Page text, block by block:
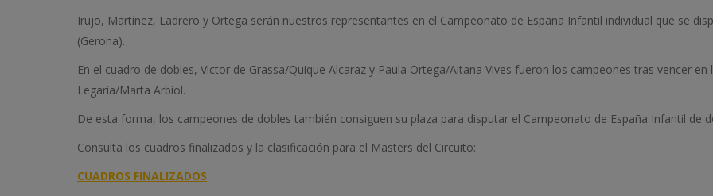
Irujo, Martínez, Ladrero y Ortega serán nuestros representantes en el Campeonato de España Infantil individual que se
(Gerona).
En el cuadro de dobles, Victor de Grassa/Quique Alcaraz y Paula Ortega/Aitana Vives fueron los campeones tras vencer
Legaria/Marta Arbiol.
De esta forma, los campeones de dobles también consiguen su plaza para disputar el Campeonato de España Infantil de
Consulta los cuadros finalizados y la clasificación para el Masters del Circuito:
CUADROS FINALIZADOS